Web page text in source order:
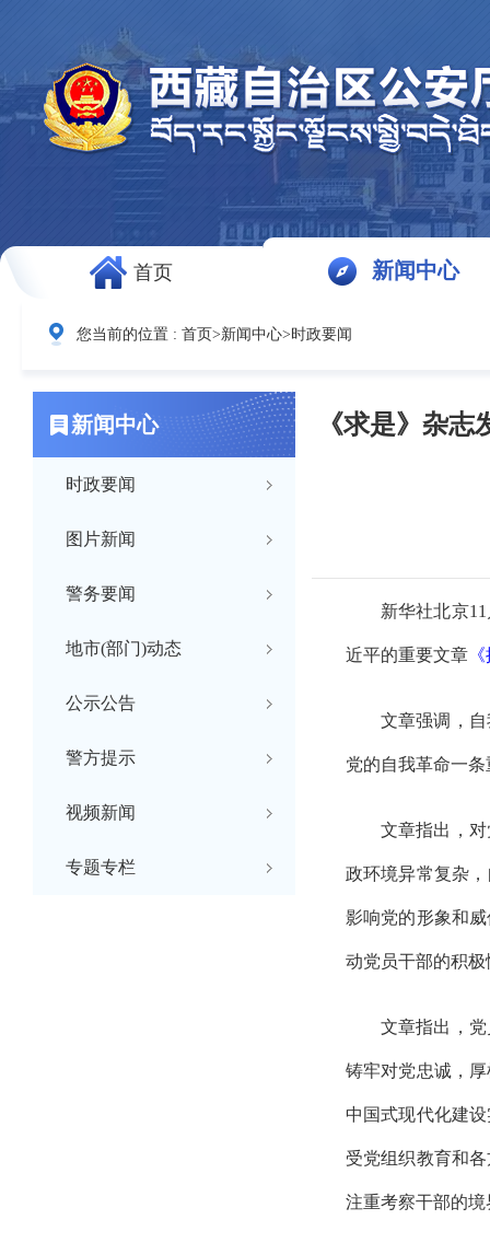
首页 新闻中心
您当前的位置 : 首页>新闻中心>时政要闻
新闻中心
时政要闻
图片新闻
警务要闻
地市(部门)动态
公示公告
警方提示
视频新闻
专题专栏
《求是》杂
新华社北京
近平的重要文章
文章强调，
党的自我革命一
文章指出，
政环境异常复杂
影响党的形象和
动党员干部的积
文章指出，
铸牢对党忠诚，
中国式现代化建
受党组织教育和
注重考察干部的